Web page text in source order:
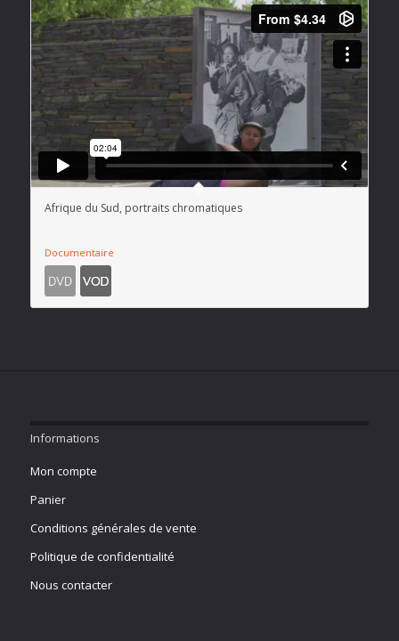
Afrique du Sud, portraits chromatiques
Documentaire
Informations
Mon compte
Panier
Conditions générales de vente
Politique de confidentialité
Nous contacter